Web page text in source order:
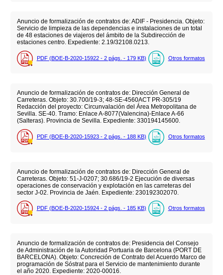
Anuncio de formalización de contratos de: ADIF - Presidencia. Objeto:
Servicio de limpieza de las dependencias e instalaciones de un total
de 48 estaciones de viajeros del ámbito de la Subdirección de
estaciones centro. Expediente: 2.19/32108.0213.
PDF (BOE-B-2020-15922 - 2 págs. - 179 KB) Otros formatos
Anuncio de formalización de contratos de: Dirección General de
Carreteras. Objeto: 30.700/19-3; 48-SE-4560ACT PR-305/19
Redacción del proyecto: Circunvalación del Área Metropolitana de
Sevilla. SE-40. Tramo: Enlace A-8077(Valencina)-Enlace A-66
(Salteras). Provincia de Sevilla. Expediente: 330194145600.
PDF (BOE-B-2020-15923 - 2 págs. - 188 KB) Otros formatos
Anuncio de formalización de contratos de: Dirección General de
Carreteras. Objeto: 51-J-0207; 30.686/19-2 Ejecución de diversas
operaciones de conservación y explotación en las carreteras del
sector J-02. Provincia de Jaén. Expediente: 230192302070.
PDF (BOE-B-2020-15924 - 2 págs. - 185 KB) Otros formatos
Anuncio de formalización de contratos de: Presidencia del Consejo
de Administración de la Autoridad Portuaria de Barcelona (PORT DE
BARCELONA). Objeto: Concreción de Contrato del Acuerdo Marco de
programación de Sóstrat para el Servicio de mantenimiento durante
el año 2020. Expediente: 2020-00016.